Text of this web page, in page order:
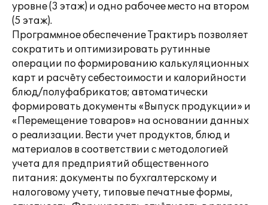
уровне (3 этаж) и одно рабочее место на втором
(5 этаж).
Программное обеспечение Трактиръ позволяет
сократить и оптимизировать рутинные
операции по формированию калькуляционных
карт и расчёту себестоимости и калорийности
блюд/полуфабрикатов; автоматически
формировать документы «Выпуск продукции» и
«Перемещение товаров» на основании данных
о реализации. Вести учет продуктов, блюд и
материалов в соответствии с методологией
учета для предприятий общественного
питания: документы по бухгалтерскому и
налоговому учету, типовые печатные формы,